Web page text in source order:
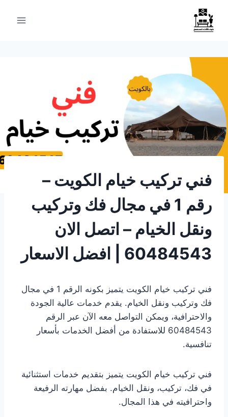
التجاوز
المحتوى
فني تركيب خيام الكويت –
رقم 1 في مجال فك وتركيب
ونقل الخيام – اتصل الان
60484543 | افضل الاسعار
فني تركيب خيام الكويت يتميز بكونه الرقم 1 في مجال
فك وتركيب ونقل الخيام. يقدم خدمات عالية الجودة
والاحترافية، ويمكن التواصل معه الآن عبر الرقم
60484543 للاستفادة من أفضل الخدمات بأسعار
تنافسية.
فني تركيب خيام الكويت يتميز بتقديم خدمات استثنائية
في فك، تركيب، ونقل الخيام. بفضل مهارته الرفيعة
واحترافيته في هذا المجال.